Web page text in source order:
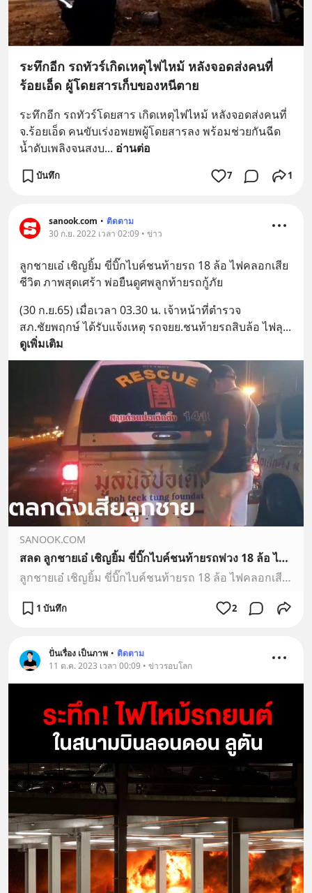
ระทึกอีก รถทัวร์เกิดเหตุไฟไหม้ หลังจอดส่งคนที่
ร้อยเอ็ด ผู้โดยสารเก็บของหนีตาย
ระทึกอีก รถทัวร์โดยสาร เกิดเหตุไฟไหม้ หลังจอดส่งคนที่
จ.ร้อยเอ็ด คนขับเร่งอพยพผู้โดยสารลง พร้อมช่วยกันฉีด
น้ำดับเพลิงจนสงบ... อ่านต่อ
บันทึก 7 1
sanook.com • ติดตาม
30 ก.ย. 2022 เวลา 02:09 • ข่าว
ลูกชายเอ๋ เชิญยิ้ม ขี่บิ๊กไบค์ชนท้ายรถ 18 ล้อ ไฟคลอกเสีย
ชีวิต ภาพสุดเศร้า พ่อยืนดูศพลูกท้ายรถกู้ภัย
(30 ก.ย.65) เมื่อเวลา 03.30 น. เจ้าหน้าที่ตำรวจ
สภ.ชัยพฤกษ์ ได้รับแจ้งเหตุ รถจยย.ชนท้ายรถสิบล้อ ไฟลุ
ดูเพิ่มเติม
SANOOK.COM
สลด ลูกชายเอ๋ เชิญยิ้ม ขี่บิ๊กไบค์ชนท้ายรถพ่วง 18 ล้อ ไฟลุกท่วม คลอกร่างเสียชีวิต
ลูกชายเอ๋ เชิญยิ้ม ขี่บิ๊กไบค์ชนท้ายรถ 18 ล้อ ไฟคลอกเสียชีวิต ภาพสุดเศร้า พ่อยืนดูศพลูกท้ายรถกู้ภัย
1 บันทึก 2
ปั่นเรื่อง เป็นภาพ • ติดตาม
11 ต.ค. 2023 เวลา 00:09 • ข่าวรอบโลก